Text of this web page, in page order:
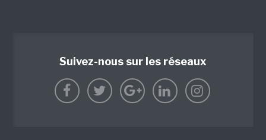
Suivez-nous sur les réseaux